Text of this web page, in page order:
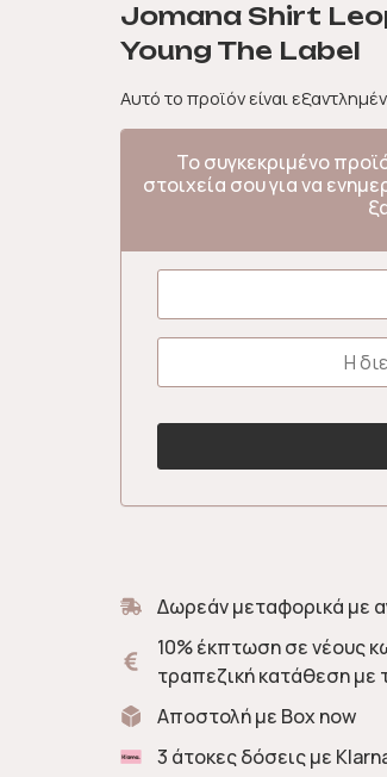
Jomana Shirt
Young The Label
Αυτό το προϊόν είναι
Το συγκεκριμένο
στοιχεία σου για να
Δωρεάν μεταφορικά με
10% έκπτωση σε νέους
τραπεζική κατάθεση με
Αποστολή με Box now
3 άτοκες δόσεις με